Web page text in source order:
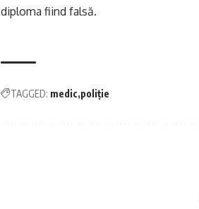
diploma fiind falsă.
TAGGED: medic poliție